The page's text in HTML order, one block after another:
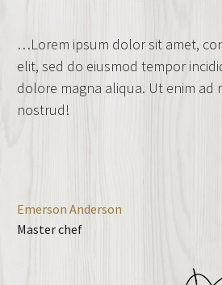
…Lorem ipsum dolor sit amet,
elit, sed do eiusmod tempor
dolore magna aliqua. Ut enim ad
nostrud!
Emerson Anderson
Master chef